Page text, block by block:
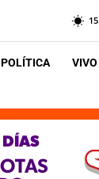
POLÍTICA